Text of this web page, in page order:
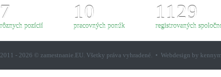
7
rôznych pozícií
10
pracovných ponúk
1129
registrovaných
2011 - 2026 © zamestnanie.EU. Všetky práva vyhradené. • Webdesign by